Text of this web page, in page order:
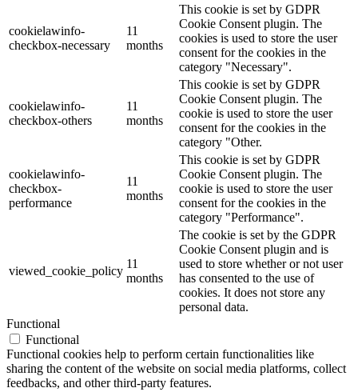
cookielawinfo-
checkbox-necessary
11
months
This cookie is set by GDPR
Cookie Consent plugin. The
cookies is used to store the user
consent for the cookies in the
category "Necessary".
cookielawinfo-
checkbox-others
11
months
This cookie is set by GDPR
Cookie Consent plugin. The
cookie is used to store the user
consent for the cookies in the
category "Other.
cookielawinfo-
checkbox-
performance
11
months
This cookie is set by GDPR
Cookie Consent plugin. The
cookie is used to store the user
consent for the cookies in the
category "Performance".
viewed_cookie_policy
11
months
The cookie is set by the GDPR
Cookie Consent plugin and is
used to store whether or not user
has consented to the use of
cookies. It does not store any
personal data.
Functional
Functional
Functional cookies help to perform certain functionalities like
sharing the content of the website on social media platforms, collect
feedbacks, and other third-party features.